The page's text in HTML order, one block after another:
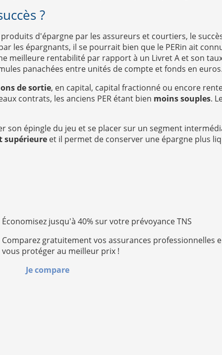
?
d'épargne par les assureurs et courtiers, le
les épargnants, il se pourrait bien que le PERin ait
meilleure rentabilité par rapport à un Livret A et son
panachées entre unités de compte et fonds en
de sortie, en capital, capital fractionné ou encore
contrats, les anciens PER étant bien moins souples.
son épingle du jeu et se placer sur un segment
supérieure et il permet de conserver une épargne plus
Économisez jusqu'à 40% sur votre prévoyance TNS
Comparez gratuitement vos assurances professionnelles
vous protéger au meilleur prix !
Je compare